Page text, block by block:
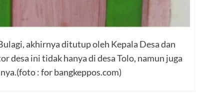
akhirnya ditutup oleh Kepala Desa dan
desa ini tidak hanya di desa Tolo, namun juga
: for bangkeppos.com)